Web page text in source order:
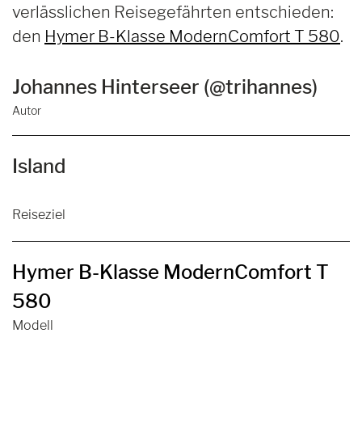
verlässlichen Reisegefährten entschieden:
den Hymer B-Klasse ModernComfort T 580.
Johannes Hinterseer (@trihannes)
Autor
Reiseziel
Island
Modell
Hymer B-Klasse ModernComfort T
580